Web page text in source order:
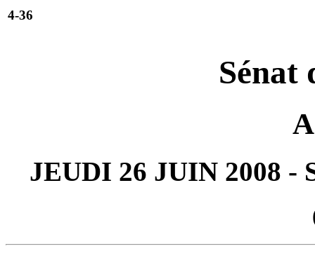
4-36
Sénat
JEUDI 26 JUIN 2008